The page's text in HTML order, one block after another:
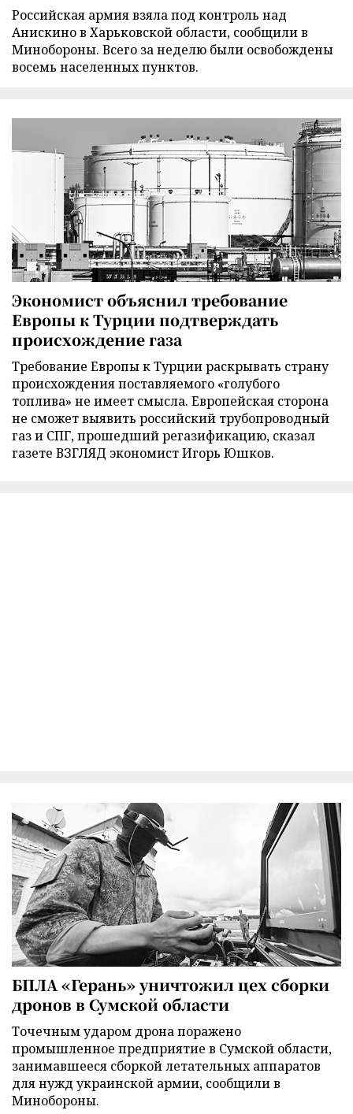
Российская армия взяла под контроль над
Анискино в Харьковской области, сообщили в
Минобороны. Всего за неделю были освобождены
восемь населенных пунктов.
Экономист объяснил требование
Европы к Турции подтверждать
происхождение газа
Требование Европы к Турции раскрывать страну
происхождения поставляемого «голубого
топлива» не имеет смысла. Европейская сторона
не сможет выявить российский трубопроводный
газ и СПГ, прошедший регазификацию, сказал
газете ВЗГЛЯД экономист Игорь Юшков.
БПЛА «Герань» уничтожил цех сборки
дронов в Сумской области
Точечным ударом дрона поражено
промышленное предприятие в Сумской области,
занимавшееся сборкой летательных аппаратов
для нужд украинской армии, сообщили в
Минобороны.